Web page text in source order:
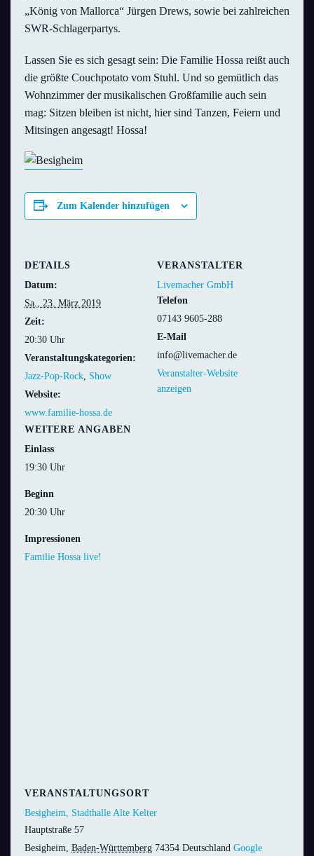
„König von Mallorca“ Jürgen Drews, sowie bei zahlreichen
SWR-Schlagerpartys.
Lassen Sie es sich gesagt sein: Die Familie Hossa reißt auch
die größte Couchpotato vom Stuhl. Und so gemütlich das
Wohnzimmer der musikalischen Großfamilie auch sein
mag: Sitzen bleiben ist nicht, hier sind Tanzen, Feiern und
Mitsingen angesagt! Hossa!
Zum Kalender hinzufügen
DETAILS
Datum:
Sa., 23. März 2019
Zeit:
20:30 Uhr
Veranstaltungskategorien:
Jazz-Pop-Rock Show
Website:
www.familie-hossa.de
VERANSTALTER
Livemacher GmbH
Telefon
07143 9605-288
E-Mail
info@livemacher.de
Veranstalter-Website
anzeigen
WEITERE ANGABEN
Einlass
19:30 Uhr
Beginn
20:30 Uhr
Impressionen
Familie Hossa live!
VERANSTALTUNGSORT
Besigheim, Stadthalle Alte Kelter
Hauptstraße 57
Besigheim Baden-Württemberg 74354 Deutschland Google